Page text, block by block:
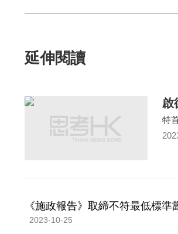
延伸閱讀
啟
特
《施政報告》取締不符最低標準
2023-10-25